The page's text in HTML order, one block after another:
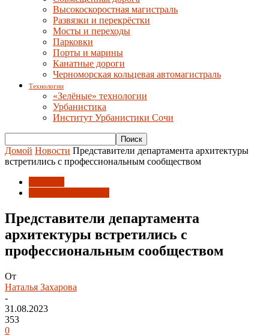
Высокоскоростная магистраль
Развязки и перекрёстки
Мосты и переходы
Парковки
Порты и марины
Канатные дороги
Черноморская кольцевая автомагистраль
Технологии
«Зелёные» технологии
Урбанистика
Институт Урбанистики Сочи
Домой Новости Представители департамента архитектуры
встретились с профессиональным сообществом
Представители департамента
архитектуры встретились с
профессиональным сообществом
От
Наталья Захарова
-
31.08.2023
353
0